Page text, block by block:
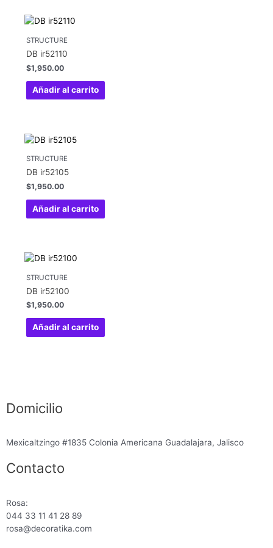
STRUCTURE
DB ir52110
$1,950.00
Añadir al carrito
STRUCTURE
DB ir52105
$1,950.00
Añadir al carrito
STRUCTURE
DB ir52100
$1,950.00
Añadir al carrito
Domicilio
Mexicaltzingo #1835 Colonia Americana Guadalajara, Jalisco
Contacto
Rosa:
044 33 11 41 28 89
rosa@decoratika.com